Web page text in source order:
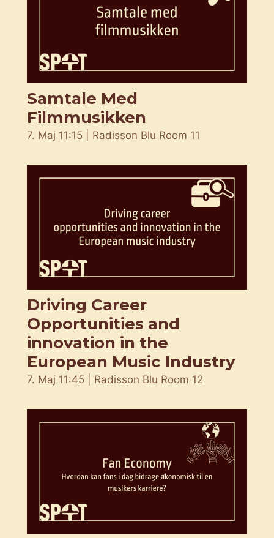
Samtale Med
Filmmusikken
7. Maj 11:15 | Radisson Blu Room 11
Driving Career
Opportunities and
innovation in the
European Music Industry
7. Maj 11:45 | Radisson Blu Room 12